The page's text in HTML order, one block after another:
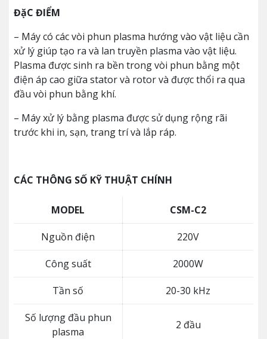
ĐặC ĐIỂM
– Máy có các vòi phun plasma hướng vào vật liệu cần
xử lý giúp tạo ra và lan truyền plasma vào vật liệu.
Plasma được sinh ra bền trong vòi phun bằng một
điện áp cao giữa stator và rotor và được thổi ra qua
đầu vòi phun bằng khí.
– Máy xử lý bằng plasma được sử dụng rộng rãi
trước khi in, sạn, trang trí và lắp ráp.
CÁC THÔNG SỐ KỸ THUẬT CHÍNH
MODEL CSM-C2
Nguồn điện 220V
Công suất 2000W
Tần số 20-30 kHz
Số lượng đầu phun
plasma
2 đầu